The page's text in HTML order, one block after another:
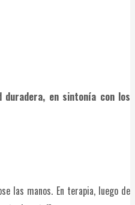
en sintonía con los
las manos. En terapia, luego de